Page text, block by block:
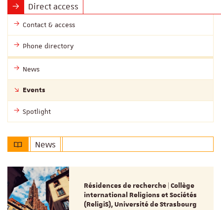
Direct access
Contact & access
Phone directory
News
Events
Spotlight
News
Résidences de recherche | Collège
international Religions et Sociétés
(ReligiS), Université de Strasbourg